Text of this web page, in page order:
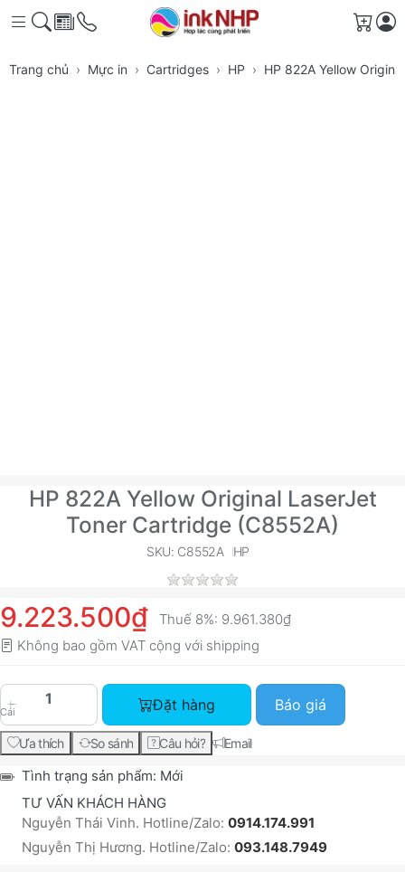
Giỏ
Trang chủ Mực in Cartridges HP HP 822A Yellow
HP 822A Yellow Original LaserJet
Toner Cartridge (C8552A)
SKU: C8552A HP
9.223.500₫ Thuế 8%: 9.961.380₫
Không bao gồm VAT cộng với shipping
Cái
HP 822A Yellow Original LaserJet Toner
Đặt hàng Báo giá
Ưa thích So sánh Câu hỏi? Email
Tình trạng sản phẩm: Mới
TƯ VẤN KHÁCH HÀNG
Nguyễn Thái Vinh. Hotline/Zalo: 0914.174.991
Nguyễn Thị Hương. Hotline/Zalo: 093.148.7949